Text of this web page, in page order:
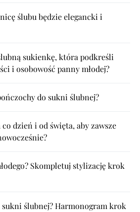
ślubu będzie elegancki i
sukienkę, która podkreśli
i osobowość panny młodej?
do sukni ślubnej?
dzień i od święta, aby zawsze
Skompletuj stylizację krok
sukni ślubnej? Harmonogram krok